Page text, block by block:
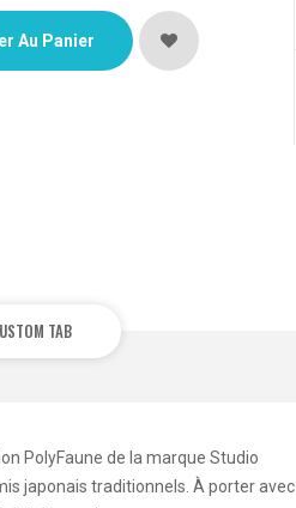
Au Panier
TAB
PolyFaune de la marque Studio
japonais traditionnels. À porter avec